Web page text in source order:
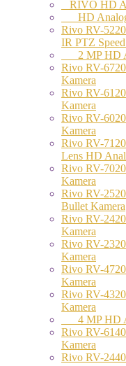
RİVO HD
HD Analog
Rivo RV-
IR PTZ
2 MP HD
Rivo RV-
Kamera
Rivo RV-
Kamera
Rivo RV-
Kamera
Rivo RV-
Lens HD
Rivo RV-
Kamera
Rivo RV-
Bullet Kamera
Rivo RV-
Kamera
Rivo RV-
Kamera
Rivo RV-
Kamera
Rivo RV-
Kamera
4 MP HD
Rivo RV-
Kamera
Rivo RV-